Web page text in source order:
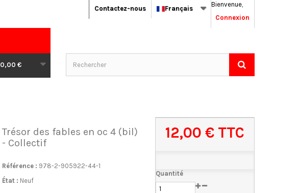
Bienvenue,
Connexion
Français
Contactez-nous
0,00 €
Trésor des fables en oc 4 (bil)
- Collectif
Référence : 978-2-905922-44-1
État : Neuf
12,00 €TTC
Quantité